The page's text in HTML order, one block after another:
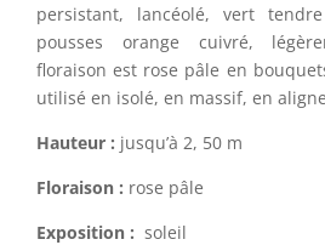
persistant, lancéolé, vert
pousses orange cuivré,
floraison est rose pâle en
utilisé en isolé, en massif, en
Hauteur : jusqu’à 2, 50 m
Floraison : rose pâle
Exposition : soleil